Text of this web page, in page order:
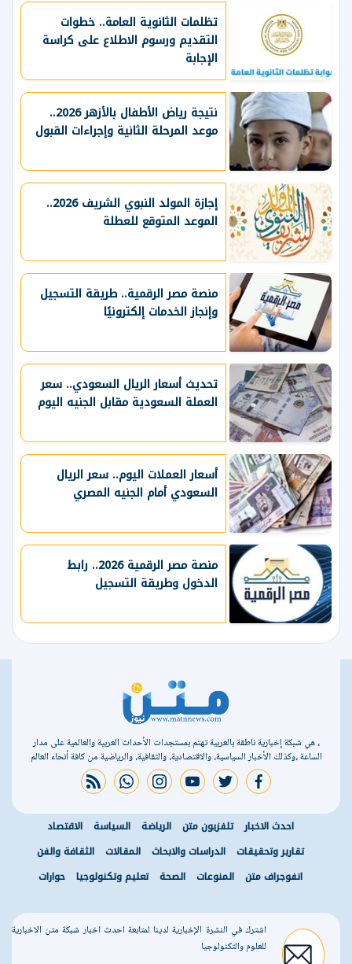
تظلمات الثانوية العامة.. خطوات
التقديم ورسوم الاطلاع على كراسة
الإجابة
نتيجة رياض الأطفال بالأزهر 2026..
موعد المرحلة الثانية وإجراءات القبول
إجازة المولد النبوي الشريف 2026..
الموعد المتوقع للعطلة
منصة مصر الرقمية.. طريقة التسجيل
وإنجاز الخدمات إلكترونيًا
تحديث أسعار الريال السعودي.. سعر
العملة السعودية مقابل الجنيه اليوم
أسعار العملات اليوم.. سعر الريال
السعودي أمام الجنيه المصري
منصة مصر الرقمية 2026.. رابط
الدخول وطريقة التسجيل
، هي شبكة إخبارية ناطقة بالعربية تهتم بمستجدات الأحداث العربية والعالمية على مدار
الساعة ،وكذلك الأخبار السياسية، والاقتصادية، والثقافية، والرياضية من كافة أنحاء العالم
facebook
twitter
youtube
instagram
whatsapp
rss feed
احدث الاخبار تلفزيون متن الرياضة السياسة
الاقتصاد
تقارير وتحقيقات
الدراسات والابحاث المقالات
الثقافة والفن
انفوجراف متن
المنوعات الصحة تعليم وتكنولوجيا حوارات
اشترك في النشرة الإخبارية لدينا لمتابعة احدث اخبار شبكة متن الاخبارية
للعلوم والتكنولوجيا